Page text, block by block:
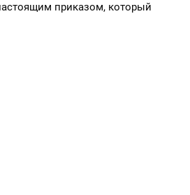
приказом, который